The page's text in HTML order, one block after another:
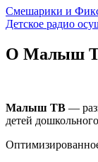
Смешарики и
Детское радио
О Малыш
Малыш ТВ —
детей